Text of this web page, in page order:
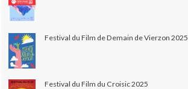
Festival du Film de Demain de Vierzon 2025
Festival du Film du Croisic 2025